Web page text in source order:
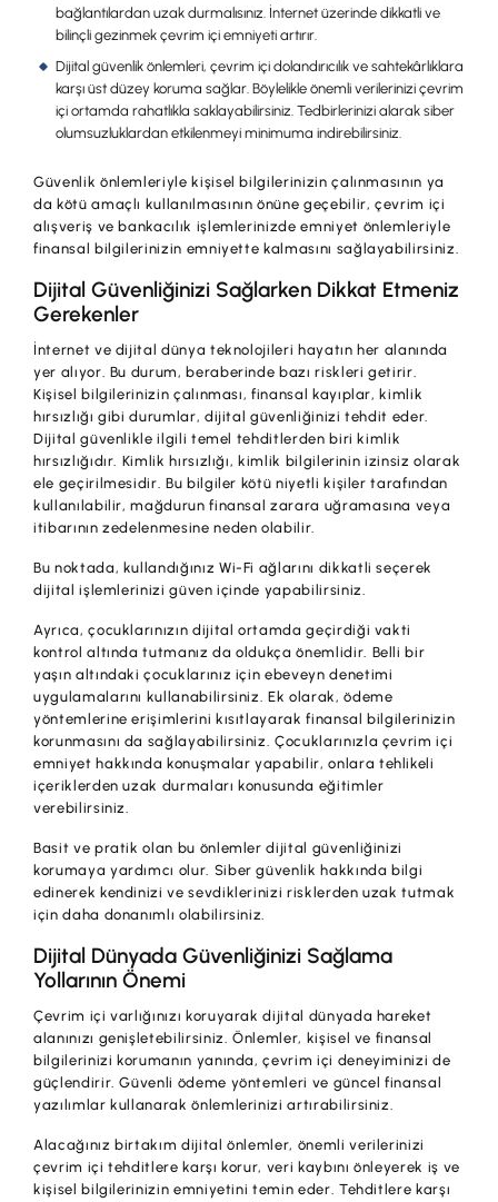
bağlantılardan uzak durmalısınız. İnternet üzerinde dikkatli ve
bilinçli gezinmek çevrim içi emniyeti artırır.
Dijital güvenlik önlemleri, çevrim içi dolandırıcılık ve sahtekârlıklara
karşı üst düzey koruma sağlar. Böylelikle önemli verilerinizi çevrim
içi ortamda rahatlıkla saklayabilirsiniz. Tedbirlerinizi alarak siber
olumsuzluklardan etkilenmeyi minimuma indirebilirsiniz.
Güvenlik önlemleriyle kişisel bilgilerinizin çalınmasının ya
da kötü amaçlı kullanılmasının önüne geçebilir, çevrim içi
alışveriş ve bankacılık işlemlerinizde emniyet önlemleriyle
finansal bilgilerinizin emniyette kalmasını sağlayabilirsiniz.
Dijital Güvenliğinizi Sağlarken Dikkat Etmeniz
Gerekenler
İnternet ve dijital dünya teknolojileri hayatın her alanında
yer alıyor. Bu durum, beraberinde bazı riskleri getirir.
Kişisel bilgilerinizin çalınması, finansal kayıplar, kimlik
hırsızlığı gibi durumlar, dijital güvenliğinizi tehdit eder.
Dijital güvenlikle ilgili temel tehditlerden biri kimlik
hırsızlığıdır. Kimlik hırsızlığı, kimlik bilgilerinin izinsiz olarak
ele geçirilmesidir. Bu bilgiler kötü niyetli kişiler tarafından
kullanılabilir, mağdurun finansal zarara uğramasına veya
itibarının zedelenmesine neden olabilir.
Bu noktada, kullandığınız Wi-Fi ağlarını dikkatli seçerek
dijital işlemlerinizi güven içinde yapabilirsiniz.
Ayrıca, çocuklarınızın dijital ortamda geçirdiği vakti
kontrol altında tutmanız da oldukça önemlidir. Belli bir
yaşın altındaki çocuklarınız için ebeveyn denetimi
uygulamalarını kullanabilirsiniz. Ek olarak, ödeme
yöntemlerine erişimlerini kısıtlayarak finansal bilgilerinizin
korunmasını da sağlayabilirsiniz. Çocuklarınızla çevrim içi
emniyet hakkında konuşmalar yapabilir, onlara tehlikeli
içeriklerden uzak durmaları konusunda eğitimler
verebilirsiniz.
Basit ve pratik olan bu önlemler dijital güvenliğinizi
korumaya yardımcı olur. Siber güvenlik hakkında bilgi
edinerek kendinizi ve sevdiklerinizi risklerden uzak tutmak
için daha donanımlı olabilirsiniz.
Dijital Dünyada Güvenliğinizi Sağlama
Yollarının Önemi
Çevrim içi varlığınızı koruyarak dijital dünyada hareket
alanınızı genişletebilirsiniz. Önlemler, kişisel ve finansal
bilgilerinizi korumanın yanında, çevrim içi deneyiminizi de
güçlendirir. Güvenli ödeme yöntemleri ve güncel finansal
yazılımlar kullanarak önlemlerinizi artırabilirsiniz.
Alacağınız birtakım dijital önlemler, önemli verilerinizi
çevrim içi tehditlere karşı korur, veri kaybını önleyerek iş ve
kişisel bilgilerinizin emniyetini temin eder. Tehditlere karşı